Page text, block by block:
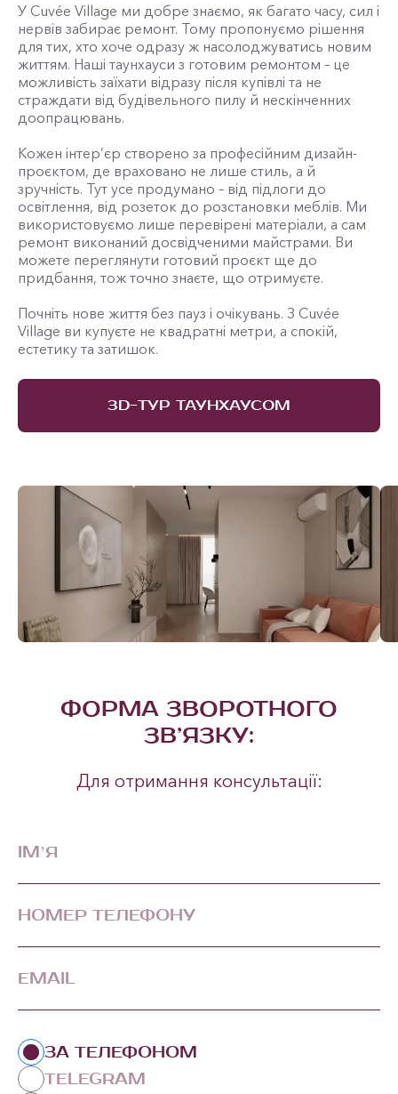
У Cuvée Village ми добре знаємо, як багато часу, сил і
нервів забирає ремонт. Тому пропонуємо рішення
для тих, хто хоче одразу ж насолоджуватись новим
життям. Наші таунхауси з готовим ремонтом – це
можливість заїхати відразу після купівлі та не
страждати від будівельного пилу й нескінченних
доопрацювань.
Кожен інтер’єр створено за професійним дизайн-
проєктом, де враховано не лише стиль, а й
зручність. Тут усе продумано – від підлоги до
освітлення, від розеток до розстановки меблів. Ми
використовуємо лише перевірені матеріали, а сам
ремонт виконаний досвідченими майстрами. Ви
можете переглянути готовий проєкт ще до
придбання, тож точно знаєте, що отримуєте.
Почніть нове життя без пауз і очікувань. З Cuvée
Village ви купуєте не квадратні метри, а спокій,
естетику та затишок.
3D-ТУР ТАУНХАУСОМ
ФОРМА ЗВОРОТНОГО
ЗВ’ЯЗКУ:
Для отримання консультації:
ЗА ТЕЛЕФОНОМ
ТELEGRAM